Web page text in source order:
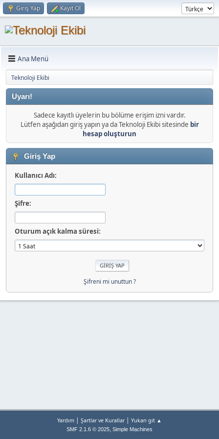
Giriş Yap Kayıt Ol
Ana Menü
Teknoloji Ekibi
Uyarı!
Sadece kayıtlı üyelerin bu bölüme erişim izni vardır.
Lütfen aşağıdan giriş yapın ya da Teknoloji Ekibi sitesinde bir
hesap oluşturun
Giriş Yap
Kullanıcı Adı:
Şifre:
Oturum açık kalma süresi:
Şifreni mi unuttun ?
Yardım | Şartlar ve Kurallar| Yukarı git ▲
SMF 2.1.6 © 2025, Simple Machines